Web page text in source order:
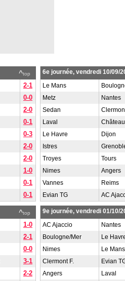
^top
2-1
0-0
2-0
0-1
0-3
2-0
2-0
1-0
0-1
0-1
6e journée, vendredi 10/09/
Le Mans
Metz
Nantes
Sedan
Laval
Le Havre
Dijon
Istres
Troyes
Tours
Nimes
Angers
Vannes
Reims
Evian TG
AC
^top
1-0
2-1
0-0
3-1
2-2
9e journée, vendredi 01/10/
AC Ajaccio
Nantes
Boulogne/Mer
Le
Nimes
Le Mans
Clermont F.
Evian
Angers
Laval